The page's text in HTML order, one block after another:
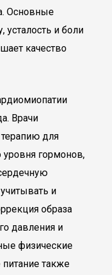
Основные
и боли
качество
Врачи
для
уровня гормонов,
и
образа
давления и
физические
питание также